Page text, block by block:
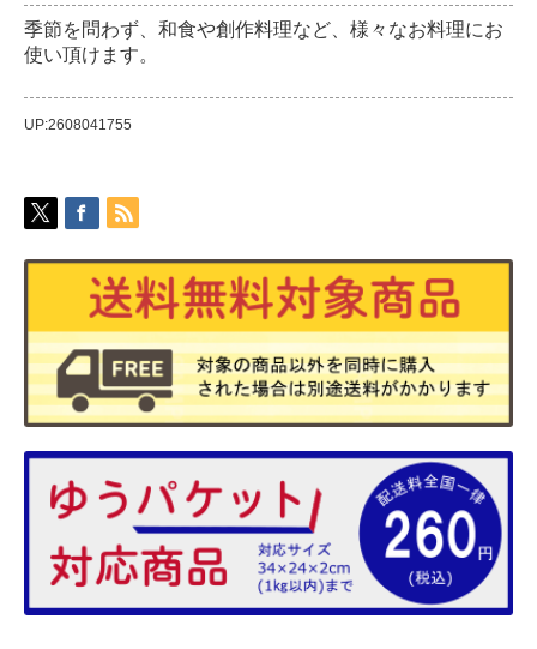
季節を問わず、和食や創作料理など、様々なお料理にお
使い頂けます。
UP:2608041755